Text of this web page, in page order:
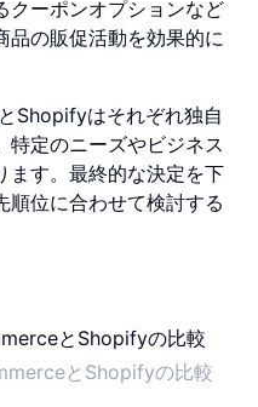
クーポンオプションなど
品の販促活動を効果的に
Shopifyはそれぞれ独自
特定のニーズやビジネス
ます。最終的な決定を下
順位に合わせて検討する
とShopifyの比較